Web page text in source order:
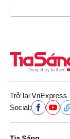
Trở lại VnExpress
Social: